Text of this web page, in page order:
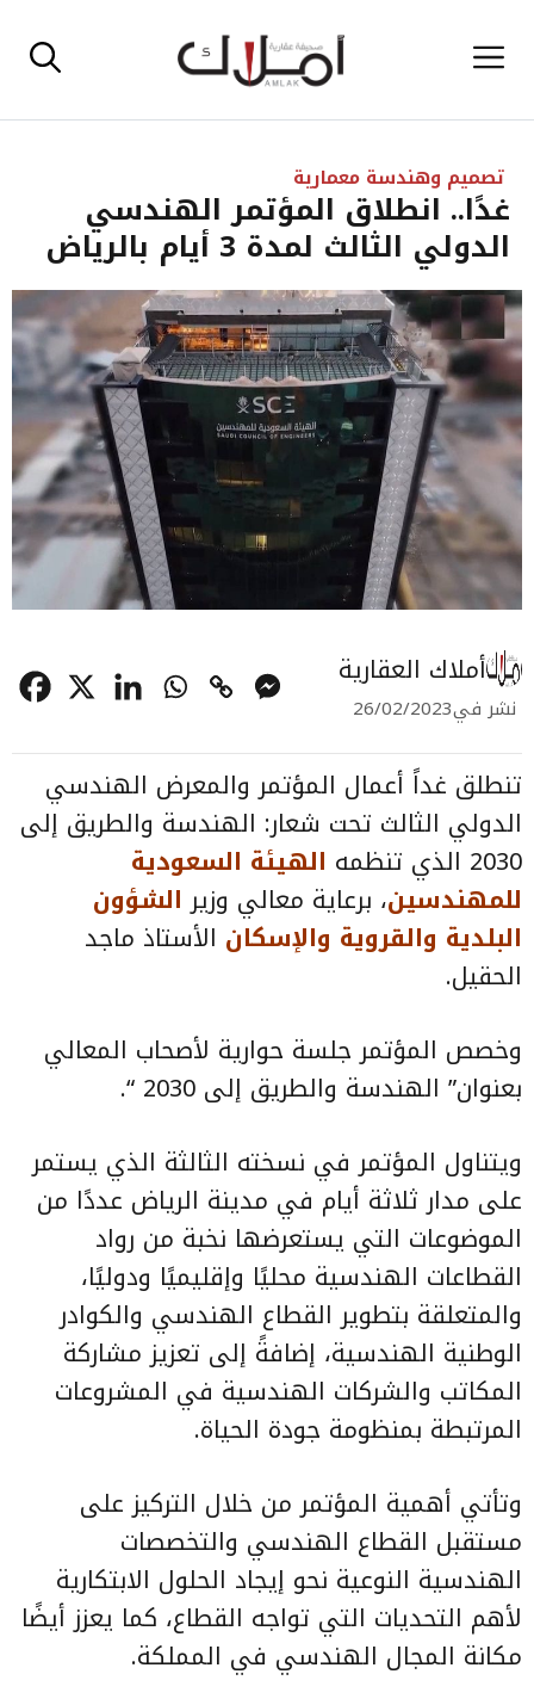
إلى القائمة
تصميم وهندسة معمارية
غدًا.. انطلاق المؤتمر الهندسي
الدولي الثالث لمدة 3 أيام بالرياض
أملاك العقارية
نشر في26/02/2023
تنطلق غداً أعمال المؤتمر والمعرض الهندسي
الدولي الثالث تحت شعار: الهندسة والطريق إلى
2030 الذي تنظمه
الهيئة السعودية
للمهندسين، برعاية معالي وزير الشؤون
البلدية والقروية والإسكان الأستاذ ماجد
الحقيل.
وخصص المؤتمر جلسة حوارية لأصحاب المعالي
بعنوان” الهندسة والطريق إلى 2030 “.
ويتناول المؤتمر في نسخته الثالثة الذي يستمر
على مدار ثلاثة أيام في مدينة الرياض عددًا من
الموضوعات التي يستعرضها نخبة من رواد
القطاعات الهندسية محليًا وإقليميًا ودوليًا،
والمتعلقة بتطوير القطاع الهندسي والكوادر
الوطنية الهندسية، إضافةً إلى تعزيز مشاركة
المكاتب والشركات الهندسية في المشروعات
المرتبطة بمنظومة جودة الحياة.
وتأتي أهمية المؤتمر من خلال التركيز على
مستقبل القطاع الهندسي والتخصصات
الهندسية النوعية نحو إيجاد الحلول الابتكارية
لأهم التحديات التي تواجه القطاع، كما يعزز أيضًا
مكانة المجال الهندسي في المملكة.